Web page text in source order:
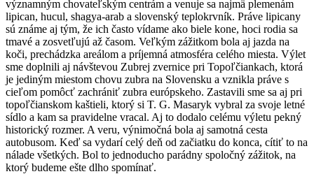
významným chovateľským centrám a venuje sa najmä plemenám
lipican, hucul, shagya-arab a slovenský teplokrvník. Práve lipicany
sú známe aj tým, že ich často vídame ako biele kone, hoci rodia sa
tmavé a zosvetľujú až časom. Veľkým zážitkom bola aj jazda na
koči, prechádzka areálom a príjemná atmosféra celého miesta. Výlet
sme doplnili aj návštevou Zubrej zvernice pri Topoľčiankach, ktorá
je jediným miestom chovu zubra na Slovensku a vznikla práve s
cieľom pomôcť zachrániť zubra európskeho. Zastavili sme sa aj pri
topoľčianskom kaštieli, ktorý si T. G. Masaryk vybral za svoje letné
sídlo a kam sa pravidelne vracal. Aj to dodalo celému výletu pekný
historický rozmer. A veru, výnimočná bola aj samotná cesta
autobusom. Keď sa vydarí celý deň od začiatku do konca, cítiť to na
nálade všetkých. Bol to jednoducho parádny spoločný zážitok, na
ktorý budeme ešte dlho spomínať.